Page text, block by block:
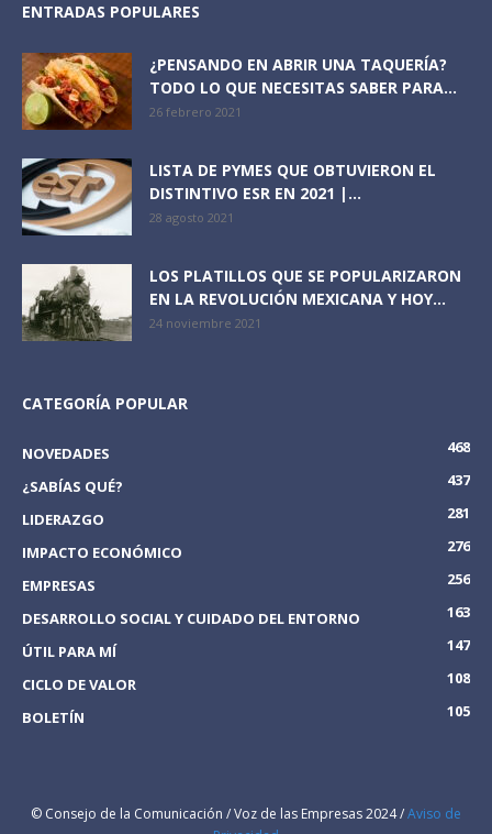
ENTRADAS POPULARES
¿PENSANDO EN ABRIR UNA TAQUERÍA?
TODO LO QUE NECESITAS SABER PARA...
26 febrero 2021
LISTA DE PYMES QUE OBTUVIERON EL
DISTINTIVO ESR EN 2021 |...
28 agosto 2021
LOS PLATILLOS QUE SE POPULARIZARON
EN LA REVOLUCIÓN MEXICANA Y HOY...
24 noviembre 2021
CATEGORÍA POPULAR
NOVEDADES
468
¿SABÍAS QUÉ?
437
LIDERAZGO
281
IMPACTO ECONÓMICO
276
EMPRESAS
256
DESARROLLO SOCIAL Y CUIDADO DEL ENTORNO
163
ÚTIL PARA MÍ
147
CICLO DE VALOR
108
BOLETÍN
105
© Consejo de la Comunicación / Voz de las Empresas 2024 /Aviso de